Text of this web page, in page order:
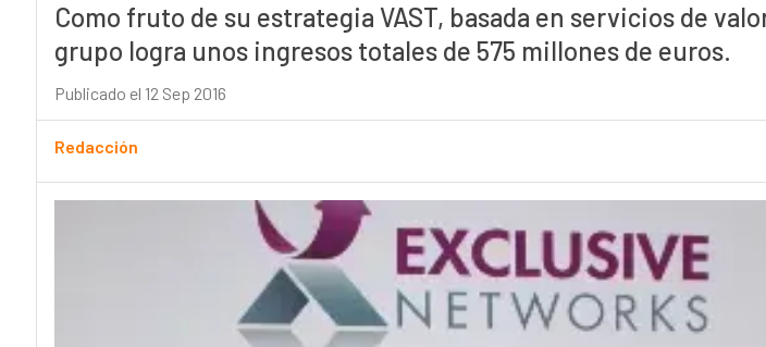
Como fruto de su estrategia VAST, basada en servicios de
grupo logra unos ingresos totales de 575 millones de euros.
Publicado el 12 Sep 2016
Redacción